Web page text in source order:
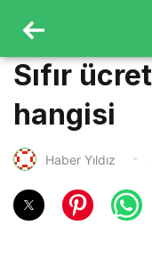
Sıfır
hangisi
Haber Yıldız